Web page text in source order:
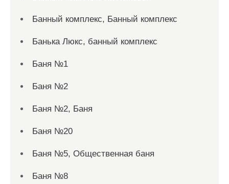
Банный комплекс, Банный комплекс
Банька Люкс, банный комплекс
Баня №1
Баня №2
Баня №2, Баня
Баня №20
Баня №5, Общественная баня
Баня №8